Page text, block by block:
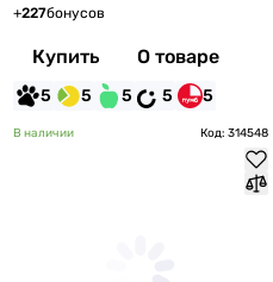
+227бонусов
Купить О товаре
5 5 5 5 5
В наличии Код: 314548